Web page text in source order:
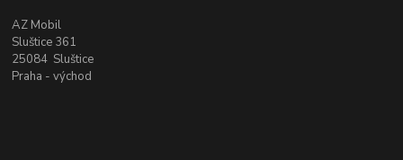
AZ Mobil
Sluštice 361
25084 Sluštice
Praha - východ